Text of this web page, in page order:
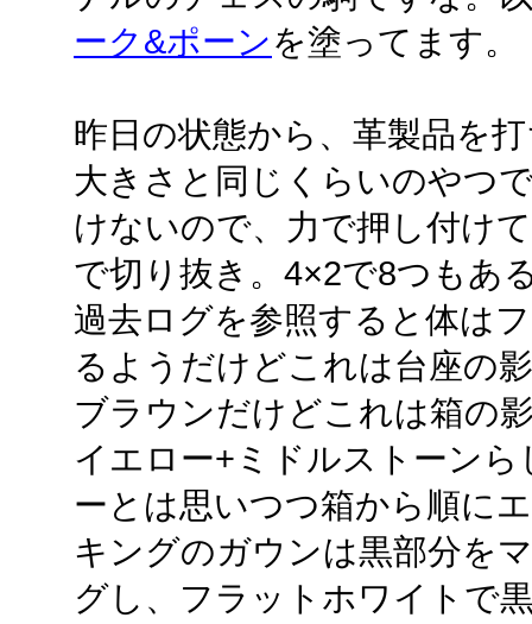
ーク&ポーンを塗ってます。
昨日の状態から、革製品を
大きさと同じくらいのやつ
けないので、力で押し付け
で切り抜き。4×2で8つもあ
過去ログを参照すると体は
るようだけどこれは台座の
ブラウンだけどこれは箱の
イエロー+ミドルストーン
ーとは思いつつ箱から順に
キングのガウンは黒部分を
グし、フラットホワイトで